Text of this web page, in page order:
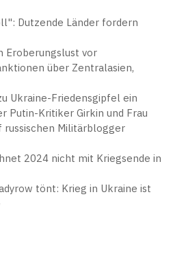
Dutzende Länder fordern
Eroberungslust vor
über Zentralasien,
Ukraine-Friedensgipfel ein
Putin-Kritiker Girkin und Frau
russischen Militärblogger
2024 nicht mit Kriegsende in
tönt: Krieg in Ukraine ist